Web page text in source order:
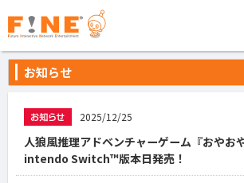
お知らせ
2025/12/25
人狼風推理アドベンチャーゲーム『おやお
intendo Switch™版本日発売！